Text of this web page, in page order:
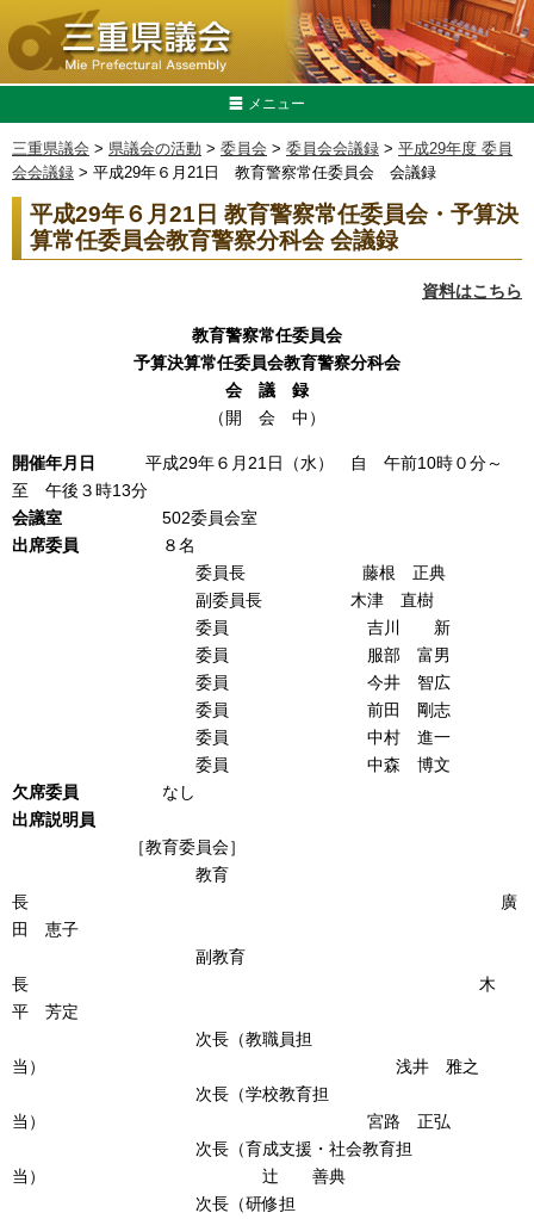
メニュー
三重県議会 > 県議会の活動 > 委員会 > 委員会会議録 > 平成29年度 委員
会会議録 > 平成29年６月21日 教育警察常任委員会 会議録
平成29年６月21日 教育警察常任委員会・予算決
算常任委員会教育警察分科会 会議録
資料はこちら
教育警察常任委員会
予算決算常任委員会教育警察分科会
会 議 録
（開 会 中）
開催年月日
平成29年６月21日（水） 自 午前10時０分～
至 午後３時13分
会議室 502委員会室
出席委員 ８名
委員長 藤根 正典
副委員長 木津 直樹
委員 吉川 新
委員 服部 富男
委員 今井 智広
委員 前田 剛志
委員 中村 進一
委員 中森 博文
欠席委員 なし
出席説明員
［教育委員会］
教育
長 廣
田 恵子
副教育
長 木
平 芳定
次長（教職員担
当） 浅井 雅之
次長（学校教育担
当） 宮路 正弘
次長（育成支援・社会教育担
当） 辻 善典
次長（研修担